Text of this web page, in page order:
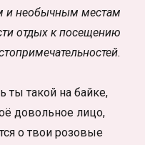
и необычным местам
отдых к посещению
ты такой на байке,
довольное лицо,
о твои розовые